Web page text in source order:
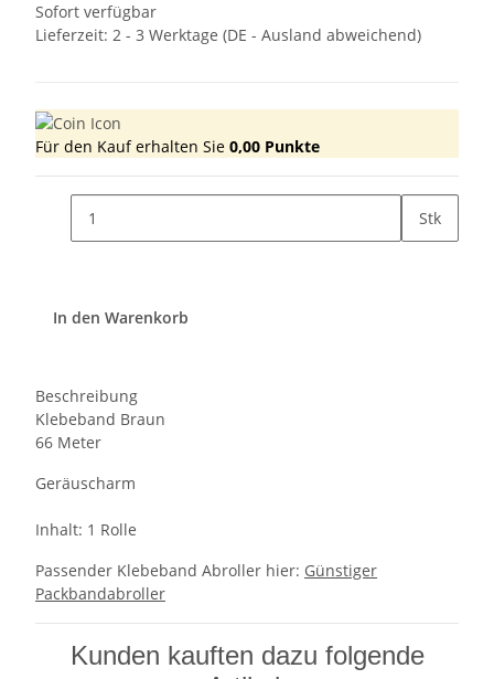
Sofort verfügbar
Lieferzeit: 2 - 3 Werktage (DE - Ausland abweichend)
Für den Kauf erhalten Sie 0,00 Punkte
Stk
In den Warenkorb
Beschreibung
Klebeband Braun
66 Meter
Geräuscharm
Inhalt: 1 Rolle
Passender Klebeband Abroller hier: Günstiger
Packbandabroller
Kunden kauften dazu folgende